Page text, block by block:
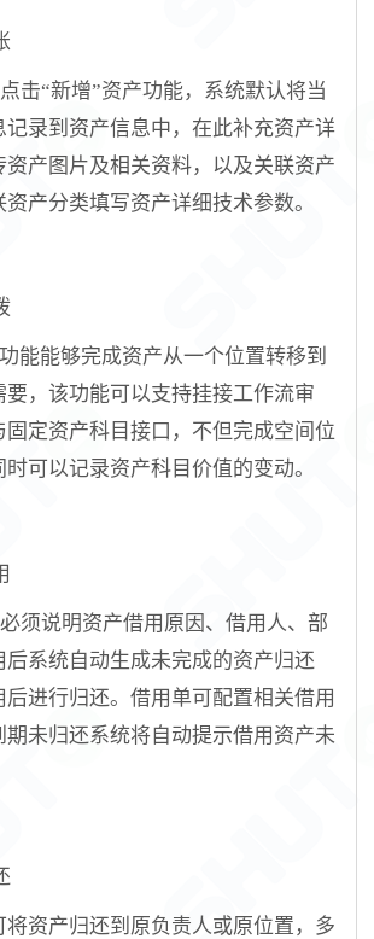
击“新增”资产功能，系统默认将当
记录到资产信息中，在此补充资产详
产图片及相关资料，以及关联资产
产分类填写资产详细技术参数。
能能够完成资产从一个位置转移到
要，该功能可以支持挂接工作流审
定资产科目接口，不但完成空间位
可以记录资产科目价值的变动。
须说明资产借用原因、借用人、部
后系统自动生成未完成的资产归还
后进行归还。借用单可配置相关借用
期未归还系统将自动提示借用资产未
资产归还到原负责人或原位置，多